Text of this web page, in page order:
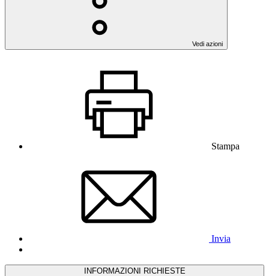
Vedi azioni
Stampa
Invia
INFORMAZIONI RICHIESTE